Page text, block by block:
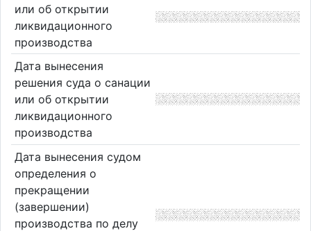
или об открытии
ликвидационного
производства
Дата вынесения
решения суда о санации
или об открытии
ликвидационного
производства
Дата вынесения судом
определения о
прекращении
(завершении)
производства по делу